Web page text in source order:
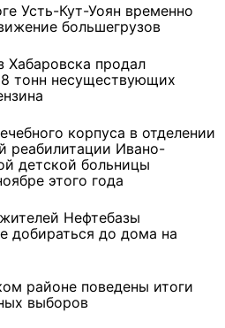
Усть-Кут-Уоян временно
большегрузов
Хабаровска продал
тонн несуществующих
корпуса в отделении
реабилитации Ивано-
детской больницы
этого года
Нефтебазы
добираться до дома на
районе поведены итоги
выборов